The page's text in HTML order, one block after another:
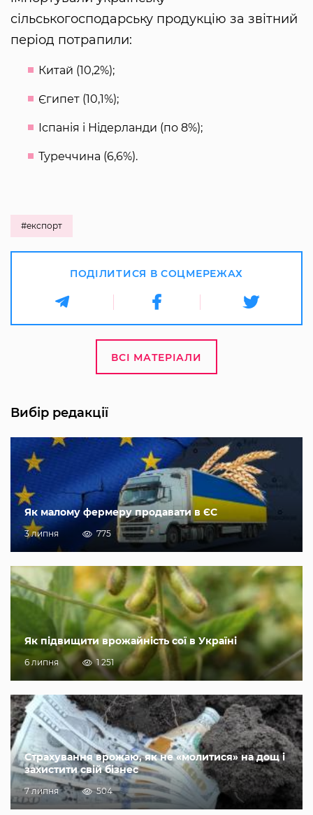
сільськогосподарську продукцію за звітний
період потрапили:
Китай (10,2%);
Єгипет (10,1%);
Іспанія і Нідерланди (по 8%);
Туреччина (6,6%).
#експорт
ПОДІЛИТИСЯ В СОЦМЕРЕЖАХ
ВСІ МАТЕРІАЛИ
Вибір редакції
Як малому фермеру продавати в ЄС
3 липня 775
Як підвищити врожайність сої в Україні
6 липня 1 251
Страхування врожаю, як не «молитися» на дощ і
захистити свій бізнес
7 липня 504